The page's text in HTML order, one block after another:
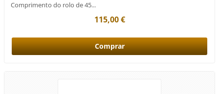
Comprimento do rolo de 45...
115,00 €